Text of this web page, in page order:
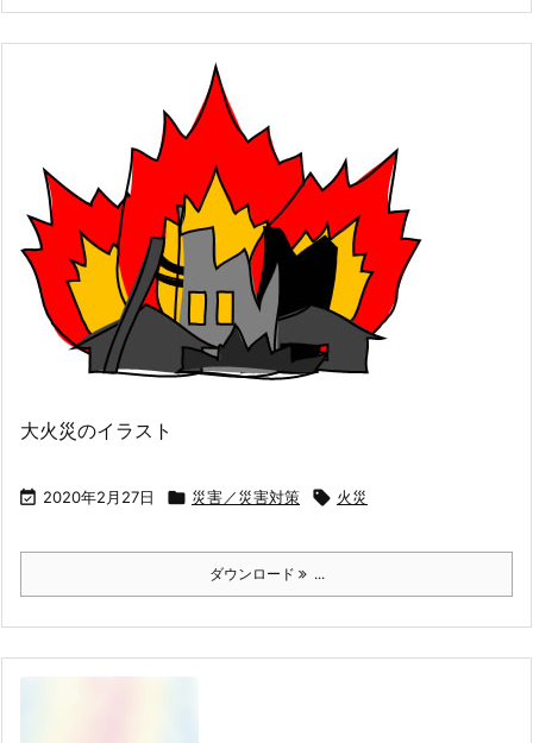
大火災のイラスト
 2020年2月27日  災害／災害対策  火災
ダウンロード ...